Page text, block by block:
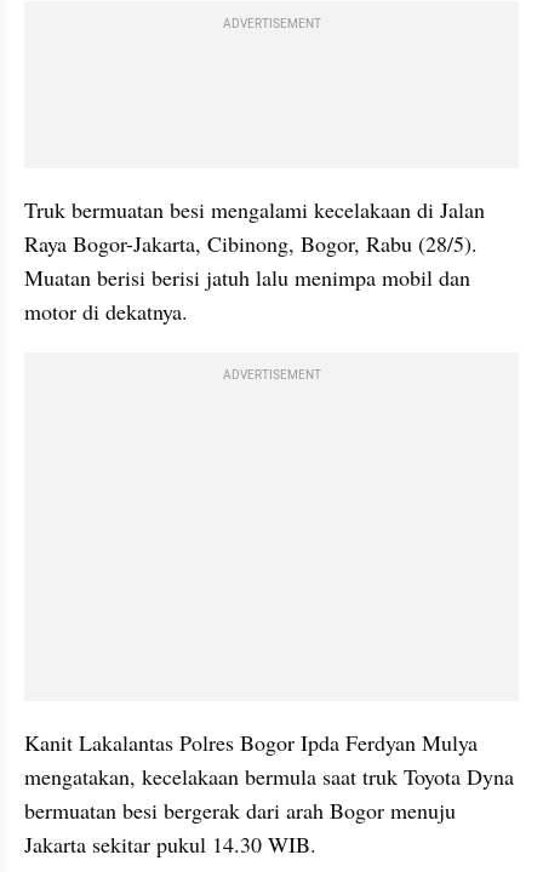
ADVERTISEMENT
Truk bermuatan besi mengalami kecelakaan di Jalan
Raya Bogor-Jakarta, Cibinong, Bogor, Rabu (28/5).
Muatan berisi berisi jatuh lalu menimpa mobil dan
motor di dekatnya.
ADVERTISEMENT
Kanit Lakalantas Polres Bogor Ipda Ferdyan Mulya
mengatakan, kecelakaan bermula saat truk Toyota Dyna
bermuatan besi bergerak dari arah Bogor menuju
Jakarta sekitar pukul 14.30 WIB.